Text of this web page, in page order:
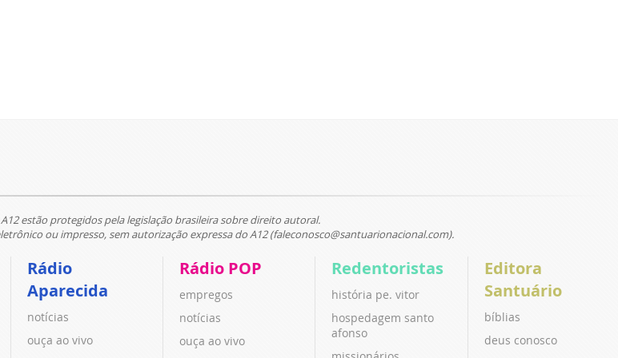
estão protegidos pela legislação brasileira sobre direito autoral.
ou impresso, sem autorização expressa do A12 (faleconosco@santuarionacional.com).
Rádio
Aparecida
notícias
ouça ao vivo
Rádio POP
empregos
notícias
ouça ao vivo
Redentoristas
história pe. vitor
hospedagem santo
afonso
Editora
Santuário
bíblias
deus conosco